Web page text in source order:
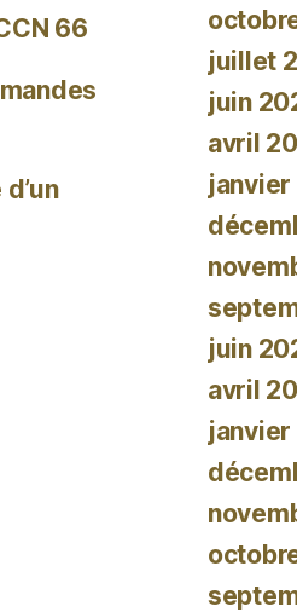
66
juillet
juin
avril
juin
avril